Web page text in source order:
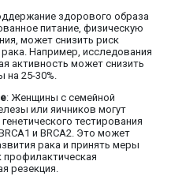
здорового образа
питание, физическую
может снизить риск
Например, исследования
активность может снизить
на 25-30%.
: Женщины с семейной
или яичников могут
тестирования
и BRCA2. Это может
рака и принять меры
профилактическая
резекция.